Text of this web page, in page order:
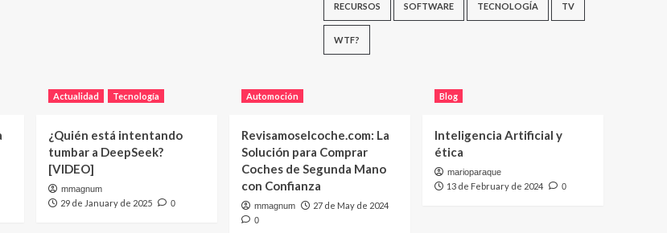
RECURSOS SOFTWARE TECNOLOGÍA TV
WTF?
Actualidad Tecnología
¿Quién está intentando
tumbar a DeepSeek?
[VIDEO]
mmagnum
29 de January de 2025 0
Automoción
Revisamoselcoche.com: La
Solución para Comprar
Coches de Segunda Mano
con Confianza
mmagnum 27 de May de 2024
0
Blog
Inteligencia Artificial y
ética
marioparaque
13 de February de 2024 0